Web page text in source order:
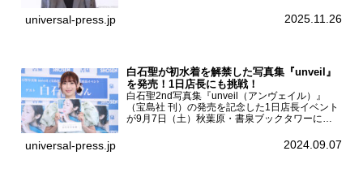
あなたです』(読売テレビ)に出演するなど女優と
universal-press.jp 2025.11.26
白石聖が初水着を解禁した写真集『unveil』
を発売！1日店長にも挑戦！
白石聖2nd写真集『unveil（アンヴェイル）』
（宝島社 刊）の発売を記念した1日店長イベント
が9月7日（土）秋葉原・書泉ブックタワーにて
を記念し1日店長イベントを開催した本写真集は
universal-press.jp 2024.09.07